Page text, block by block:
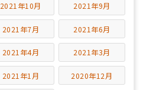
2021年10月 2021年9月
2021年7月 2021年6月
2021年4月 2021年3月
2021年1月 2020年12月